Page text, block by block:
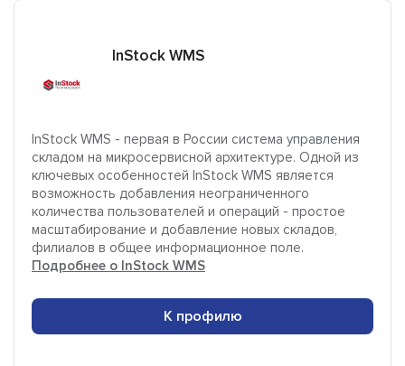
InStock WMS
InStock WMS - первая в России система управления
складом на микросервисной архитектуре. Одной из
ключевых особенностей InStock WMS является
возможность добавления неограниченного
количества пользователей и операций - простое
масштабирование и добавление новых складов,
филиалов в общее информационное поле.
Подробнее о InStock WMS
К профилю